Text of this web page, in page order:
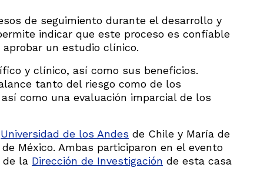
de seguimiento durante el desarrollo y
indicar que este proceso es confiable
un estudio clínico.
y clínico, así como sus beneficios.
tanto del riesgo como de los
como una evaluación imparcial de los
Universidad de los Andes de Chile y María de
de México. Ambas participaron en el evento
de la Dirección de Investigación de esta casa